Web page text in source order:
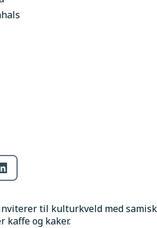
til kulturkveld med
kaffe og kaker.